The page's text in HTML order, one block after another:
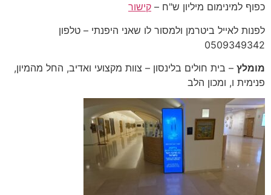
כפוף למינימום מיליון ש"ח – קישור
לפנות לאייל ביטרמן ולמסור לו שאני היפנתי – טלפון
0509349342
מומלץ – בית חולים בלינסון – צוות מקצועי ואדיב, החל מהמיון,
פנימית ו, ומכון הלב